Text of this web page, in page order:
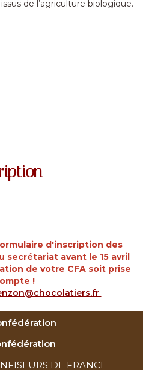
de l’agriculture biologique.
d'inscription des
secrétariat avant le 15 avril
de votre CFA soit prise
!
DE FRANCE